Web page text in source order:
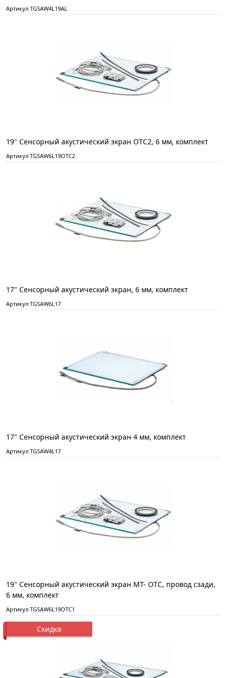
Артикул TGSAW4L19AL
19" Сенсорный акустический экран ОТС2, 6 мм, комплект
Артикул TGSAW6L19OTC2
17" Сенсорный акустический экран, 6 мм, комплект
Артикул TGSAW6L17
17" Сенсорный акустический экран 4 мм, комплект
Артикул TGSAW4L17
19" Сенсорный акустический экран MT- ОТС, провод сзади,
6 мм, комплект
Артикул TGSAW6L19OTC1
Скидка